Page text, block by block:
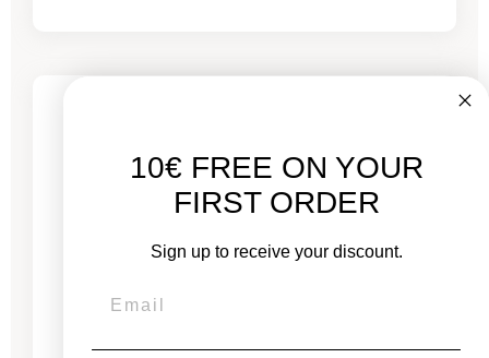
10€ FREE ON YOUR
FIRST ORDER
Sign up to receive your discount.